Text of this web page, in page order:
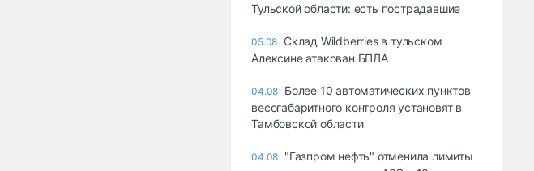
Тульской области: есть пострадавшие
05.08 Склад Wildberries в тульском
Алексине атакован БПЛА
04.08 Более 10 автоматических пунктов
весогабаритного контроля установят в
Тамбовской области
04.08 "Газпром нефть" отменила лимиты